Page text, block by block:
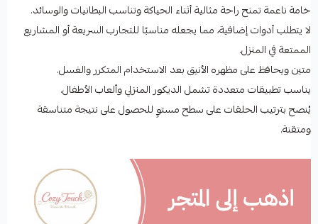
خامة ناعمة تمنح راحة مثالية أثناء الحياكة وتناسب البطانيات والوسائد.
لا يتطلب أدوات إضافية، مما يجعله مناسبًا للتجارب السريعة أو المشاريع
الممتعة في المنزل.
متين ويحافظ على مظهره الأنيق بعد الاستخدام المتكرر والغسل.
يناسب تطبيقات متعددة تشمل الديكور المنزلي وألعاب الأطفال.
يُنصح بترتيب الحلقات على سطح مستوٍ للحصول على نتيجة متناسقة
ومتقنة.